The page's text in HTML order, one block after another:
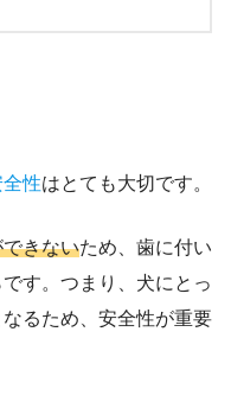
性はとても大切です。
きないため、歯に付い
す。つまり、犬にとっ
るため、安全性が重要